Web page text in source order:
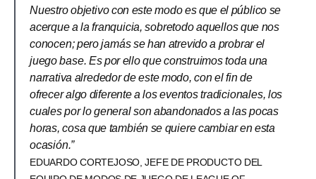
Nuestro objetivo con este modo es que el público se
acerque a la franquicia, sobretodo aquellos que nos
conocen; pero jamás se han atrevido a probrar el
juego base. Es por ello que construimos toda una
narrativa alrededor de este modo, con el fin de
ofrecer algo diferente a los eventos tradicionales, los
cuales por lo general son abandonados a las pocas
horas, cosa que también se quiere cambiar en esta
ocasión.”
EDUARDO CORTEJOSO, JEFE DE PRODUCTO DEL